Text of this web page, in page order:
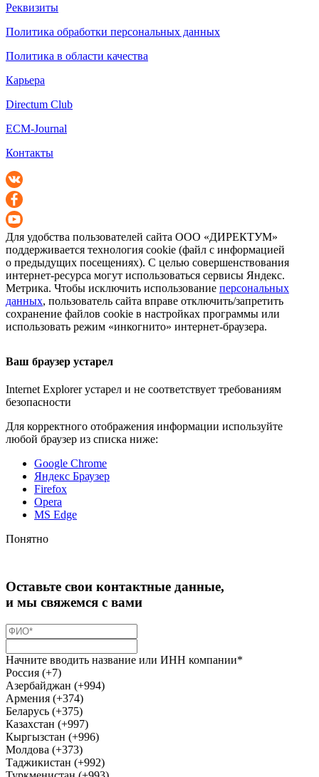
Реквизиты
Политика обработки персональных данных
Политика в области качества
Карьера
Directum Club
ECM-Journal
Контакты
Для удобства пользователей сайта ООО «ДИРЕКТУМ»
поддерживается технология cookie (файл с информацией
о предыдущих посещениях). С целью совершенствования
интернет-ресурса могут использоваться сервисы Яндекс.
Метрика. Чтобы исключить использование персональных
данных, пользователь сайта вправе отключить/запретить
сохранение файлов cookie в настройках программы или
использовать режим «инкогнито» интернет-браузера.
Ваш браузер устарел
Internet Explorer устарел и не соответствует требованиям
безопасности
Для корректного отображения информации используйте
любой браузер из списка ниже:
Google Chrome
Яндекс Браузер
Firefox
Opera
MS Edge
Понятно
Оставьте свои контактные данные,
и мы свяжемся с вами
Начните вводить название или ИНН компании*
Россия (+7)
Азербайджан (+994)
Армения (+374)
Беларусь (+375)
Казахстан (+997)
Кыргызстан (+996)
Молдова (+373)
Таджикистан (+992)